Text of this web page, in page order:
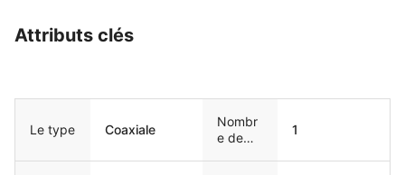
Attributs clés
Le type Coaxiale
Nombr
e de
1